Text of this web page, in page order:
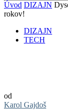
Úvod DIZAJN
rokov!
DIZAJN
TECH
od
Karol Gajdoš